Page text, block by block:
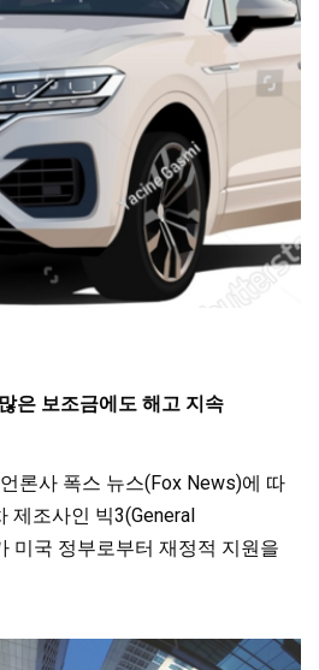
은 보조금에도 해고 지속
론사 폭스 뉴스(Fox News)에 따
제조사인 빅3(General
미국 정부로부터 재정적 지원을